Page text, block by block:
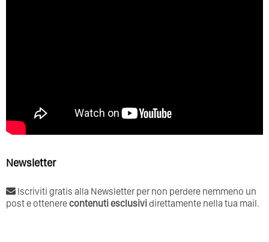
Newsletter
Iscriviti gratis alla Newsletter per non perdere nemmeno un
post e ottenerecontenuti esclusividirettamente nella tua mail.